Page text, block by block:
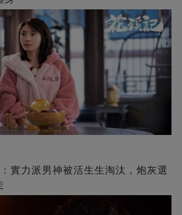
：實力派男神被活生生淘汰，炮灰選